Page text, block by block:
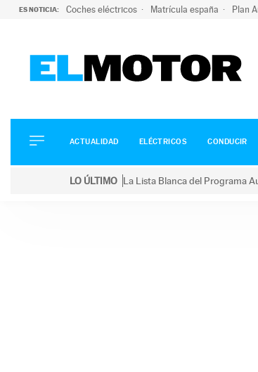
ES NOTICIA: Coches eléctricos Matrícula españa Plan
ELÉCTRICOS
CONDUCIR
ACTUALIDAD ELÉCTRICOS CONDUCIR
LO ÚLTIMO La Lista Blanca del Programa